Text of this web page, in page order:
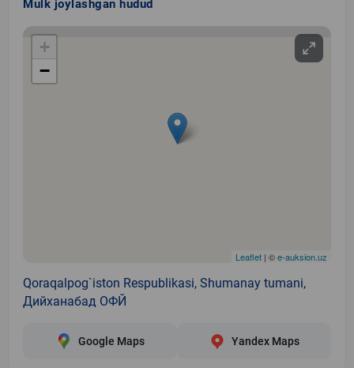
Mulk joylashgan hudud
+
−
Leaflet | ©e-auksion.uz
Qoraqalpog`iston Respublikasi, Shumanay tumani,
Дийханабад ОФЙ
Google Maps Yandex Maps